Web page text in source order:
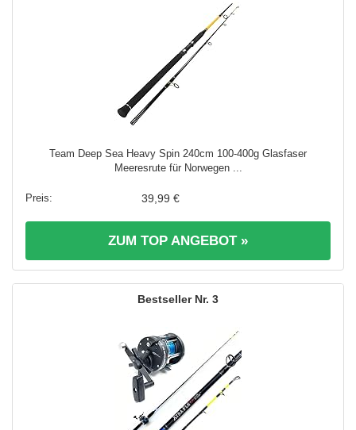
Team Deep Sea Heavy Spin 240cm 100-400g Glasfaser
Meeresrute für Norwegen ...
39,99 €
ZUM TOP ANGEBOT »
3